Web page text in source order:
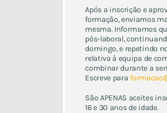
Após a inscrição e
formação, enviamos
mesma. Informamos
pós-laboral,
domingo, e repetindo
relativa à equipa de
combinar durante a
Escreve paraformacao
São APENAS aceites
16 e 30 anos de idade.